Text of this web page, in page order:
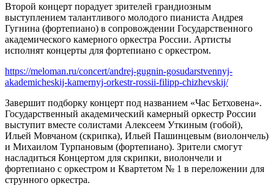
Второй концерт порадует зрителей грандиозным
выступлением талантливого молодого пианиста Андрея
Гугнина (фортепиано) в сопровождении Государственного
академического камерного оркестра России. Артисты
исполнят концерты для фортепиано с оркестром.
https://meloman.ru/concert/andrej-gugnin-gosudarstvennyj-
akademicheskij-kamernyj-orkestr-rossii-filipp-chizhevskij/
Завершит подборку концерт под названием «Час Бетховена».
Государственный академический камерный оркестр России
выступит вместе солистами Алексеем Уткиным (гобой),
Ильей Мовчаном (скрипка), Ильей Пашинцевым (виолончель)
и Михаилом Турпановым (фортепиано). Зрители смогут
насладиться Концертом для скрипки, виолончели и
фортепиано с оркестром и Квартетом № 1 в переложении для
струнного оркестра.